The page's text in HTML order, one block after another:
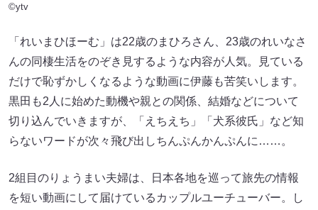
©ytv
「れいまひほーむ」は22歳のまひろさん、23歳のれいなさ
んの同棲生活をのぞき見するような内容が人気。見ている
だけで恥ずかしくなるような動画に伊藤も苦笑いします。
黒田も2人に始めた動機や親との関係、結婚などについて
切り込んでいきますが、「えちえち」「犬系彼氏」など知
らないワードが次々飛び出しちんぷんかんぷんに……。
2組目のりょうまい夫婦は、日本各地を巡って旅先の情報
を短い動画にして届けているカップルユーチューバー。し